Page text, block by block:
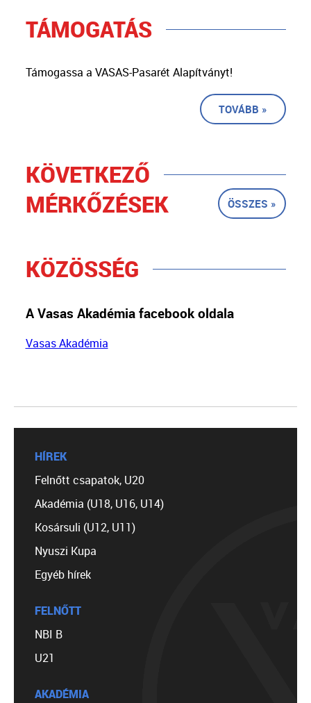
TÁMOGATÁS
Támogassa a VASAS-Pasarét Alapítványt!
TOVÁBB »
KÖVETKEZŐ
MÉRKŐZÉSEK
ÖSSZES »
KÖZÖSSÉG
A Vasas Akadémia facebook oldala
Vasas Akadémia
HÍREK
Felnőtt csapatok, U20
Akadémia (U18, U16, U14)
Kosársuli (U12, U11)
Nyuszi Kupa
Egyéb hírek
FELNŐTT
NBI B
U21
AKADÉMIA